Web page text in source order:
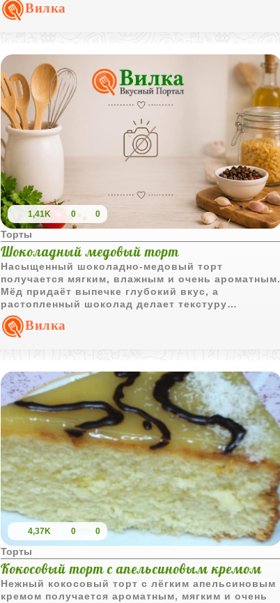
Вилка
1,41K 0 0
Торты
Шоколадный медовый торт
Насыщенный шоколадно-медовый торт
получается мягким, влажным и очень ароматным.
Мёд придаёт выпечке глубокий вкус, а
растопленный шоколад делает текстуру
особенно нежной.
Вилка
4,37K 0 0
Торты
Кокосовый торт с апельсиновым кремом
Нежный кокосовый торт с лёгким апельсиновым
кремом получается ароматным, мягким и очень